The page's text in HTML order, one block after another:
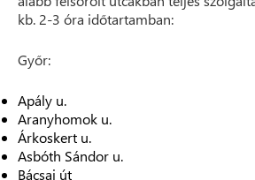
kb. 2-3 óra időtartamban:
Győr:
Apály u.
Aranyhomok u.
Árkoskert u.
Asbóth Sándor u.
Bácsai út